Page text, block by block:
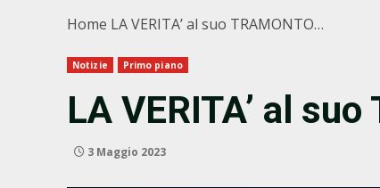
Home LA VERITA’ al suo TRAMONTO…
Notizie Primo piano
LA VERITA’ al
3 Maggio 2023